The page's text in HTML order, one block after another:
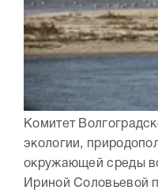
Комитет
экологии,
окружающей среды
Ириной Соловьевой